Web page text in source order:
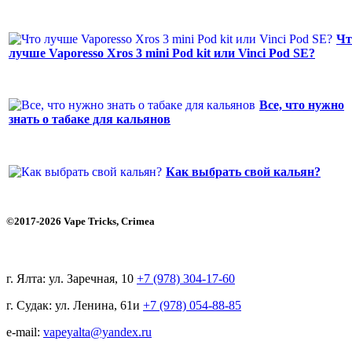
лучше Vaporesso Xros 3 mini Pod kit или Vinci Pod SE?
Все, что нужно
знать о табаке для кальянов
Как выбрать свой кальян?
©2017-2026 Vape Tricks, Crimea
г. Ялта: ул. Заречная, 10 +7 (978) 304-17-60
г. Судак: ул. Ленина, 61и +7 (978) 054-88-85
e-mail: vapeyalta@yandex.ru